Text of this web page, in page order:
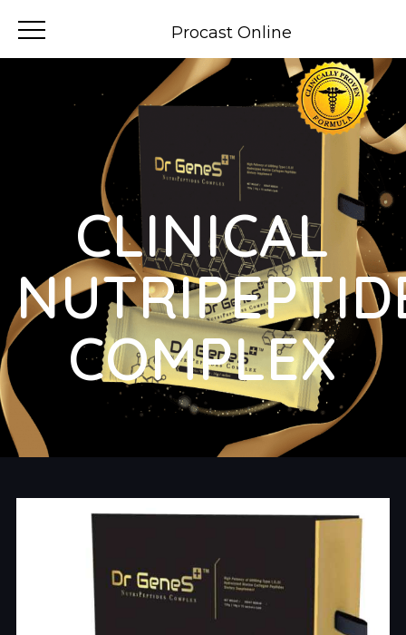
Procast Online
CLINICAL
COMPLEX